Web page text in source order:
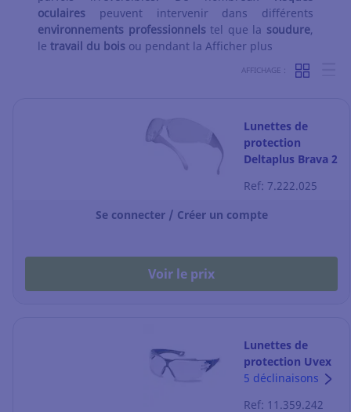
oculaires peuvent intervenir dans différents
environnements professionnelstel que la soudure,
le travail du bois ou pendant la Afficher plus
AFFICHAGE :
Lunettes de
protection
Deltaplus Brava 2
Ref: 7.222.025
Se connecter / Créer un compte
Voir le prix
Lunettes de
protection Uvex
Pheos CX2 9198 -
5 déclinaisons
Ref: 11.359.242